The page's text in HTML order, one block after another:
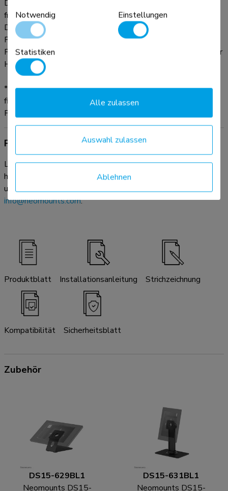
DS15- 631BL1 : Tischständer - für Tischmontage oder
freistehend
DS15- 632BL1 : Tischständer - für die Tischmontage
FL15-627BL1 : Bodenständer - neig- und drehbare Position
FL15-628BL1 : Bodenständer - feste Position im Quer- oder
Hochformat
*Die richtige Halterung für Ihre Marke und Ihren Tablet-Typ
finden Sie in der Kompatibilitätsübersicht in der
Produktdokumentation.
Produktdokumentation
Laden Sie hier die verfügbare Produktdokumentation
herunter. Bei weiteren Fragen wenden Sie sich bitte an
unseren Service & Support Desk per E-Mail:
info@neomounts.com.
Produktblatt Installationsanleitung Strichzeichnung
Kompatibilität Sicherheitsblatt
Zubehör
DS15-629BL1
Neomounts DS15-
DS15-631BL1
Neomounts DS15-
Notwendig Einstellungen
Statistiken
Ablehnen
Auswahl zulassen
Alle zulassen